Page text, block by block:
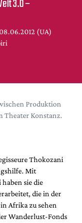
3.0 –
(UA)
Produktion
Theater Konstanz.
Thokozani
Mit
sie die
die in der
Afrika zu sehen
Wanderlust-Fonds